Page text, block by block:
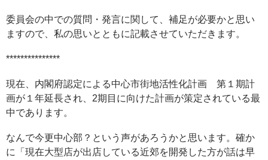
委員会の中での質問・発言に関して、補足が必要かと思い
ますので、私の思いとともに記載させていただきます。
***************
現在、内閣府認定による中心市街地活性化計画 第１期計
画が１年延長され、2期目に向けた計画が策定されている最
中であります。
なんで今更中心部？という声があろうかと思います。確か
に「現在大型店が出店している近郊を開発した方が話は早